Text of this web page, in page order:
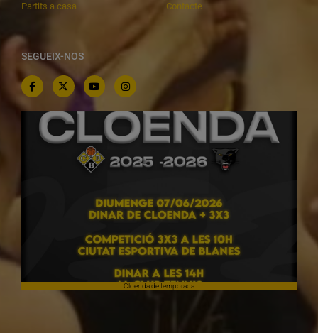
Partits a casa
Contacte
SEGUEIX-NOS
Cloenda de temporada